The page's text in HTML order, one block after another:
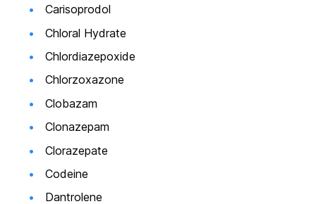
Carisoprodol
Chloral Hydrate
Chlordiazepoxide
Chlorzoxazone
Clobazam
Clonazepam
Clorazepate
Codeine
Dantrolene